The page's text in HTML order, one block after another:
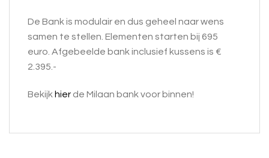
De Bank is modulair en dus geheel naar wens
samen te stellen. Elementen starten bij 695
euro. Afgebeelde bank inclusief kussens is €
2.395.-
Bekijk hier de Milaan bank voor binnen!